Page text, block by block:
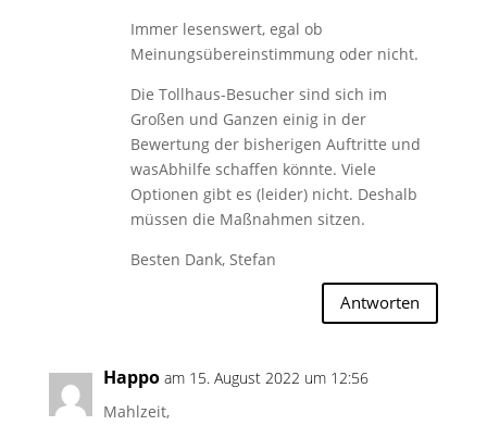
Immer lesenswert, egal ob
Meinungsübereinstimmung oder nicht.
Die Tollhaus-Besucher sind sich im
Großen und Ganzen einig in der
Bewertung der bisherigen Auftritte und
wasAbhilfe schaffen könnte. Viele
Optionen gibt es (leider) nicht. Deshalb
müssen die Maßnahmen sitzen.
Besten Dank, Stefan
Antworten
Happo am 15. August 2022 um 12:56
Mahlzeit,